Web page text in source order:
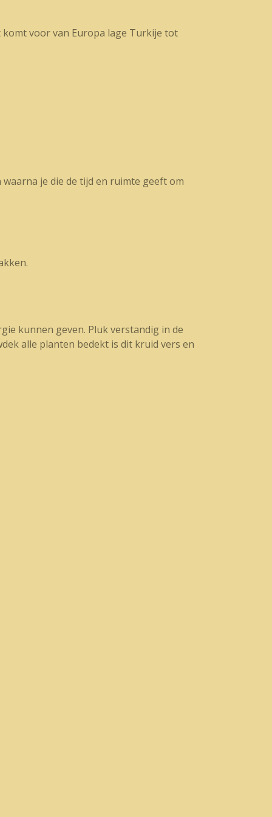
voor van Europa lage Turkije tot
je die de tijd en ruimte geeft om
kunnen geven. Pluk verstandig in de
alle planten bedekt is dit kruid vers en